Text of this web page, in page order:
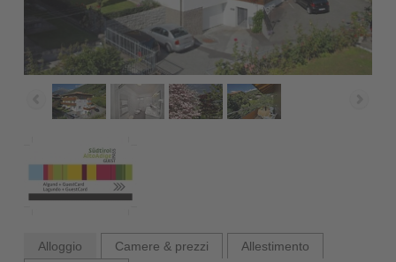
Alloggio Camere & prezzi
Allestimento